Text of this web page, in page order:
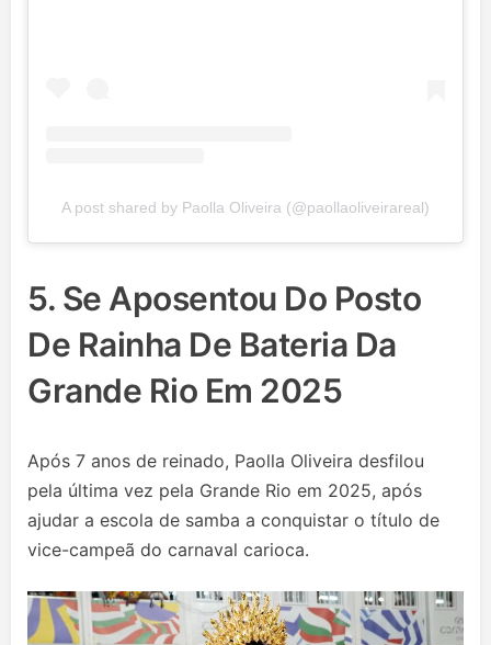
A post shared by Paolla Oliveira (@paollaoliveirareal)
5. Se Aposentou Do Posto
De Rainha De Bateria Da
Grande Rio Em 2025
Após 7 anos de reinado, Paolla Oliveira desfilou
pela última vez pela Grande Rio em 2025, após
ajudar a escola de samba a conquistar o título de
vice-campeã do carnaval carioca.